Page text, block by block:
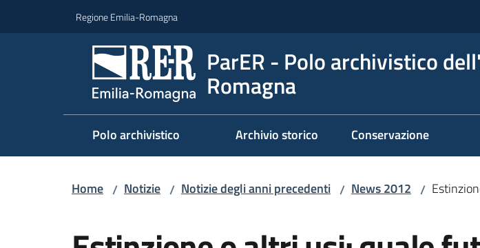
Regione Emilia-Romagna
ParER - Polo archivistico
Romagna
Polo archivistico Archivio storico Conservazione
Home / Notizie / Notizie degli anni precedenti / News 2012 /